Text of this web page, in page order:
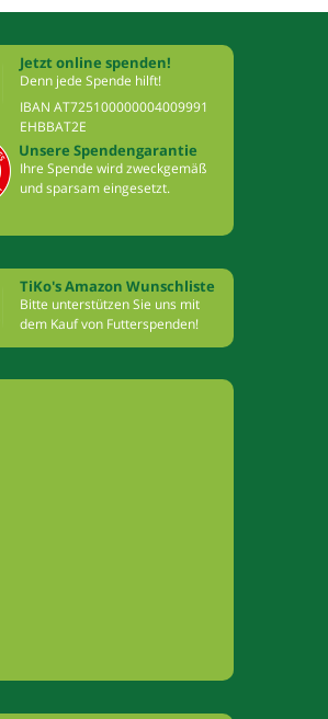
Jetzt online spenden!
Denn jede Spende hilft!
IBAN AT725100000004009991
EHBBAT2E
Unsere Spendengarantie
Ihre Spende wird zweckgemäß
und sparsam eingesetzt.
TiKo's Amazon Wunschliste
Bitte unterstützen Sie uns mit
dem Kauf von Futterspenden!